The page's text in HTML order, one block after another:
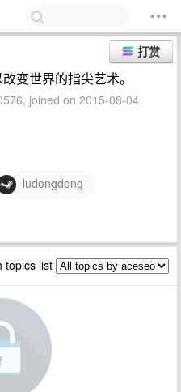
打赏
变世界的指尖艺术。
joined on 2015-08-04
ludongdong
topics list